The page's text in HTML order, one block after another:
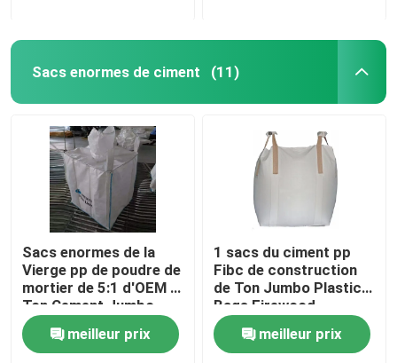
Sacs enormes de ciment (11)
Sacs enormes de la
Vierge pp de poudre de
mortier de 5:1 d'OEM 1
Ton Cement Jumbo
Bags
meilleur prix
1 sacs du ciment pp
Fibc de construction
de Ton Jumbo Plastic
Bags Firewood
meilleur prix